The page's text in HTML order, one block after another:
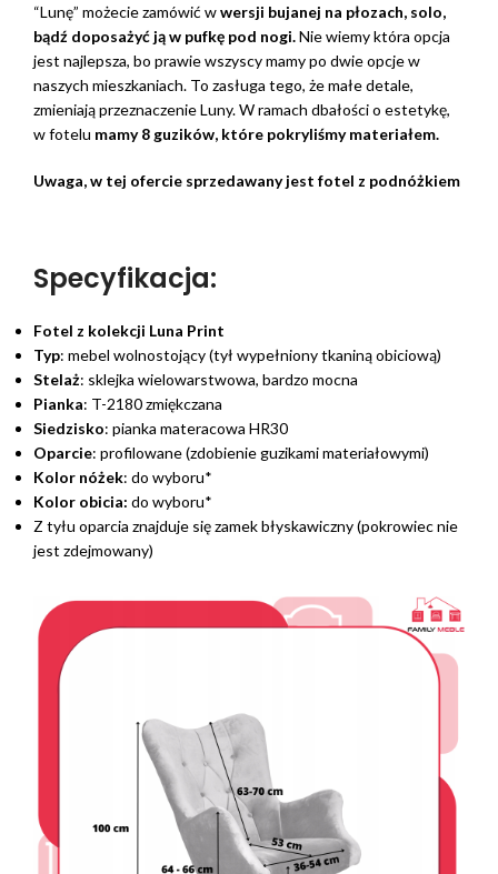
“Lunę” możecie zamówić wwersji bujanej na płozach, solo,
bądź doposażyć ją w pufkę pod nogi.Nie wiemy która opcja
jest najlepsza, bo prawie wszyscy mamy po dwie opcje w
naszych mieszkaniach. To zasługa tego, że małe detale,
zmieniają przeznaczenie Luny. W ramach dbałości o estetykę,
w fotelu mamy 8 guzików, które pokryliśmy materiałem.
Uwaga, w tej ofercie sprzedawany jest fotel z podnóżkiem
Specyfikacja:
Fotel z kolekcji Luna Print
Typ: mebel wolnostojący (tył wypełniony tkaniną obiciową)
Stelaż: sklejka wielowarstwowa, bardzo mocna
Pianka: T-2180 zmiękczana
Siedzisko: pianka materacowa HR30
Oparcie: profilowane (zdobienie guzikami materiałowymi)
Kolor nóżek: do wyboru*
Kolor obicia: do wyboru*
Z tyłu oparcia znajduje się zamek błyskawiczny (pokrowiec nie
jest zdejmowany)